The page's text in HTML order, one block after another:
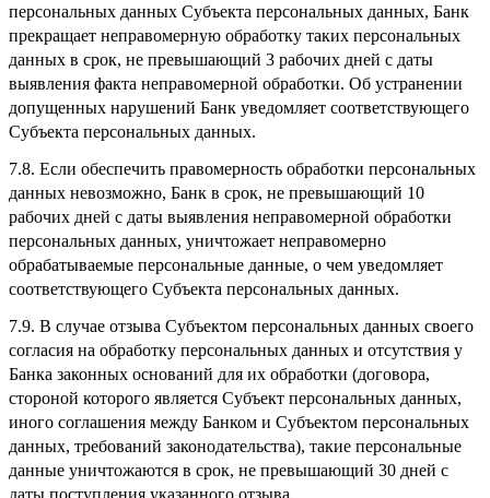
персональных данных Субъекта персональных данных, Банк
прекращает неправомерную обработку таких персональных
данных в срок, не превышающий 3 рабочих дней с даты
выявления факта неправомерной обработки. Об устранении
допущенных нарушений Банк уведомляет соответствующего
Субъекта персональных данных.
7.8. Если обеспечить правомерность обработки персональных
данных невозможно, Банк в срок, не превышающий 10
рабочих дней с даты выявления неправомерной обработки
персональных данных, уничтожает неправомерно
обрабатываемые персональные данные, о чем уведомляет
соответствующего Субъекта персональных данных.
7.9. В случае отзыва Субъектом персональных данных своего
согласия на обработку персональных данных и отсутствия у
Банка законных оснований для их обработки (договора,
стороной которого является Субъект персональных данных,
иного соглашения между Банком и Субъектом персональных
данных, требований законодательства), такие персональные
данные уничтожаются в срок, не превышающий 30 дней с
даты поступления указанного отзыва.